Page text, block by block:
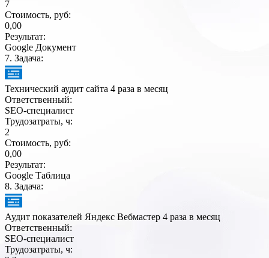
7
Стоимость, руб:
0,00
Результат:
Google Документ
7. Задача:
Технический аудит сайта 4 раза в месяц
Ответственный:
SEO-специалист
Трудозатраты, ч:
2
Стоимость, руб:
0,00
Результат:
Google Таблица
8. Задача:
Аудит показателей Яндекс Вебмастер 4 раза в месяц
Ответственный:
SEO-специалист
Трудозатраты, ч: